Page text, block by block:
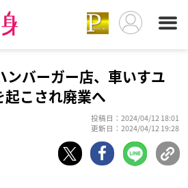
ンバーガー店、車いすユ
こされ廃業へ
投稿日：2024/04/12 18:01
更新日：2024/04/12 19:28